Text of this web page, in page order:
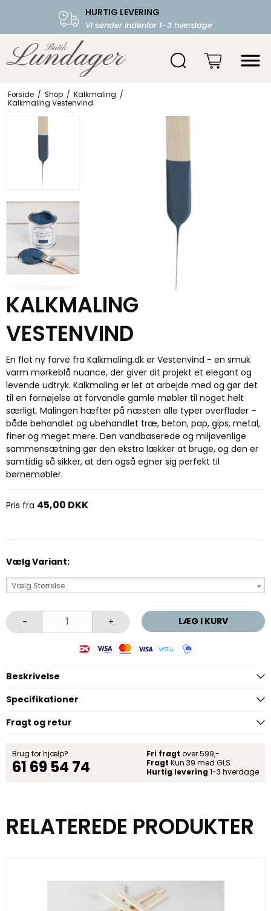
HURTIG LEVERING
Vi sender indenfor 1-3 hverdage
FRI FRAGT OVER 599.-
Starter fra 39,-
Forside / Shop / Kalkmaling /
Kalkmaling Vestenvind
KALKMALING
VESTENVIND
En flot ny farve fra Kalkmaling.dk er Vestenvind - en smuk
varm mørkeblå nuance, der giver dit projekt et elegant og
levende udtryk. Kalkmaling er let at arbejde med og gør det
til en fornøjelse at forvandle gamle møbler til noget helt
særligt. Malingen hæfter på næsten alle typer overflader –
både behandlet og ubehandlet træ, beton, pap, gips, metal,
finer og meget mere. Den vandbaserede og miljøvenlige
sammensætning gør den ekstra lækker at bruge, og den er
samtidig så sikker, at den også egner sig perfekt til
børnemøbler.
Pris fra 45,00 DKK
Vælg Variant:
Vælg Størrelse
- + LÆG I KURV
Beskrivelse
Specifikationer
Fragt og retur
Brug for hjælp?
61 69 54 74
Fri fragt over 599,-
Fragt Kun 39 med GLS
Hurtig levering 1-3 hverdage
RELATEREDE PRODUKTER